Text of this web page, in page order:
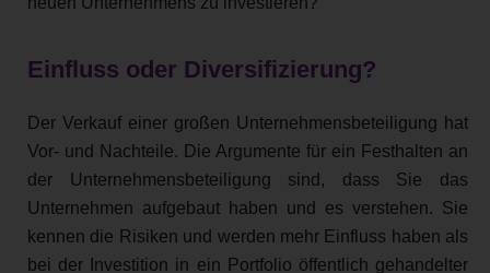
Einfluss oder Diversifizierung?
Der Verkauf einer großen Unternehmensbeteiligung hat
Vor- und Nachteile. Die Argumente für ein Festhalten an
der Unternehmensbeteiligung sind, dass Sie das
Unternehmen aufgebaut haben und es verstehen. Sie
kennen die Risiken und werden mehr Einfluss haben als
bei der Investition in ein Portfolio öffentlich gehandelter